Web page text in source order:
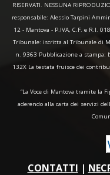
RISERVATI. NESSUNA
responsabile: Alessio Tarpini
12 - Mantova - P.IVA, C.F. e R.I.
Tribunale: iscritta al Tribunale di
n. 9363 Pubblicazione a stampa:
132X La testata fruisce dei
“La Voce di Mantova tramite la
aderendo alla carta dei servizi
CONTATTI |